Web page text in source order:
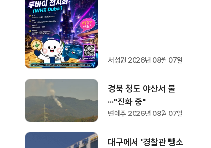
서성원 2026년 08월 07일
경북 청도 야산서 불
···"진화 중"
변예주 2026년 08월 07일
대구에서 '경찰관 뺑소